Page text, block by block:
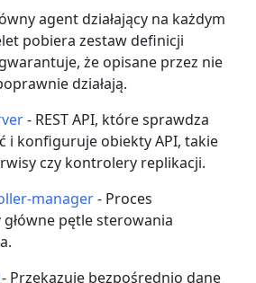
agent działający na każdym
pobiera zestaw definicji
że opisane przez nie
działają.
- REST API, które sprawdza
i konfiguruje obiekty API, takie
czy kontrolery replikacji.
manager- Proces
pętle sterowania
- Przekazuje bezpośrednio dane